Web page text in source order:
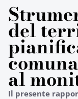
del
al
Il presente